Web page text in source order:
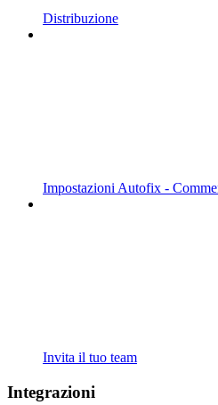
Distribuzione
Impostazioni Autofix -
Invita il tuo team
Integrazioni